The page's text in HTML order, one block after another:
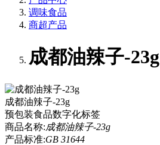
调味食品
商超产品
成都油辣子-23g
成都油辣子-23g
预包装食品数字化标签
商品名称:成都油辣子-23g
产品标准:GB 31644